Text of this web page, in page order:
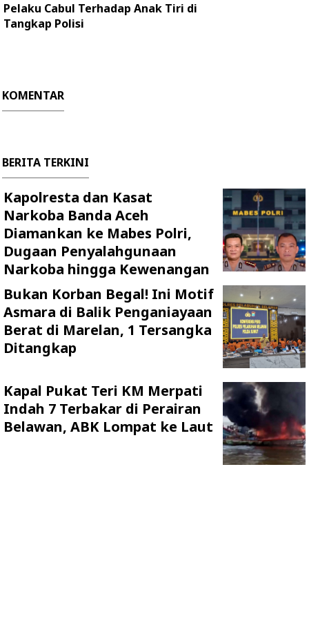
Pelaku Cabul Terhadap Anak Tiri di
Tangkap Polisi
KOMENTAR
BERITA TERKINI
Kapolresta dan Kasat
Narkoba Banda Aceh
Diamankan ke Mabes Polri,
Dugaan Penyalahgunaan
Narkoba hingga Kewenangan
Bukan Korban Begal! Ini Motif
Asmara di Balik Penganiayaan
Berat di Marelan, 1 Tersangka
Ditangkap
Kapal Pukat Teri KM Merpati
Indah 7 Terbakar di Perairan
Belawan, ABK Lompat ke Laut